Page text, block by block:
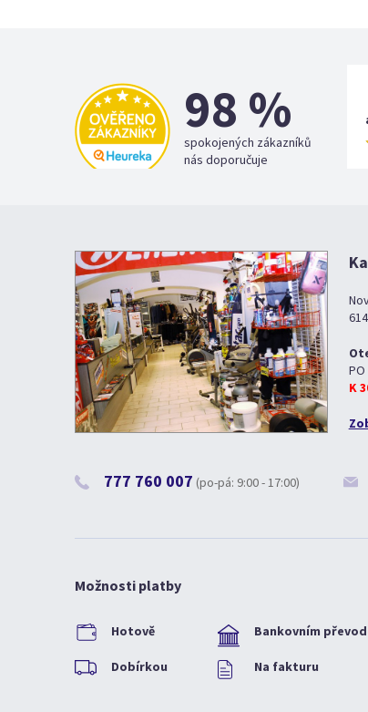
98 %
spokojených zákazníků
nás doporučuje
K
777 760 007 (po-pá: 9:00 - 17:00)
Možnosti platby
Hotově Bankovním
Dobírkou Na fakturu